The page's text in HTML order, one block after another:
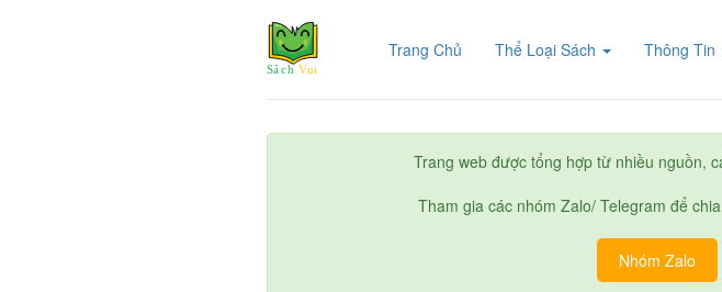
Trang Chủ (current)Thể Loại Sách Thông Tin
Trang web được tổng hợp từ nhiều nguồn,
Tham gia các nhóm Zalo/ Telegram để
Nhóm Zalo